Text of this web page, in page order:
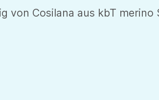
von Cosilana aus kbT merino